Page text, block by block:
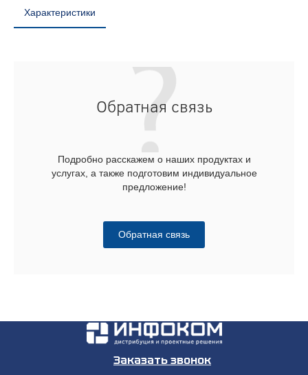
Характеристики
Обратная связь
Подробно расскажем о наших продуктах и
услугах, а также подготовим индивидуальное
предложение!
Обратная связь
Заказать звонок